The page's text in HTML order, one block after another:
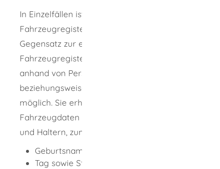
In Einzelfällen ist eine erweiterte
Fahrzeugregisterauskunft möglich. Im
Gegensatz zur einfachen
Fahrzeugregisterauskunft ist diese auch
anhand von Personalien der Fahrzeughalterin
beziehungsweise des Fahrzeughalters
möglich. Sie erhalten Auskünfte über weitere
Fahrzeugdaten sowie Daten von Halterinnen
und Haltern, zum Beispiel
Geburtsname
Tag sowie Staat und Ort der Geburt